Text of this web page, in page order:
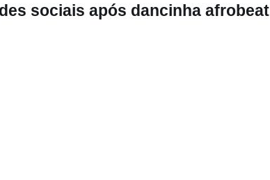
sociais após dancinha afrobeat